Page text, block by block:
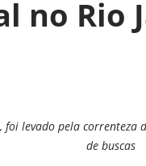
no Rio
foi levado pela
de buscas